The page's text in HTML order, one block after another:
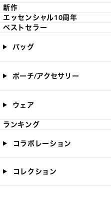
新作
エッセンシャル10周年
ベストセラー
バッグ
ポーチ/アクセサリー
ウェア
ランキング
コラボレーション
コレクション